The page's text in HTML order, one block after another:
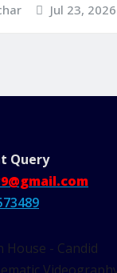
Jul 23, 2026
Query